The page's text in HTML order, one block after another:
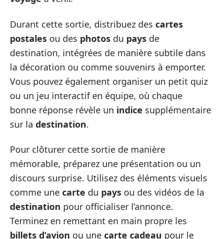
Durant cette sortie, distribuez des cartes
postales ou des photos du pays de
destination, intégrées de manière subtile dans
la décoration ou comme souvenirs à emporter.
Vous pouvez également organiser un petit quiz
ou un jeu interactif en équipe, où chaque
bonne réponse révèle un indice supplémentaire
sur la destination.
Pour clôturer cette sortie de manière
mémorable, préparez une présentation ou un
discours surprise. Utilisez des éléments visuels
comme une carte du pays ou des vidéos de la
destination pour officialiser l’annonce.
Terminez en remettant en main propre les
billets d’avion ou une carte cadeau pour le